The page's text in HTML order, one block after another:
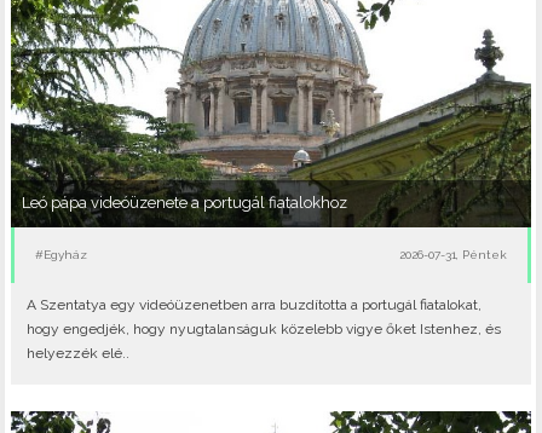
Leó pápa videóüzenete a portugál fiatalokhoz
#Egyház 2026-07-31, Péntek
A Szentatya egy videóüzenetben arra buzdította a portugál fiatalokat,
hogy engedjék, hogy nyugtalanságuk közelebb vigye őket Istenhez, és
helyezzék elé..